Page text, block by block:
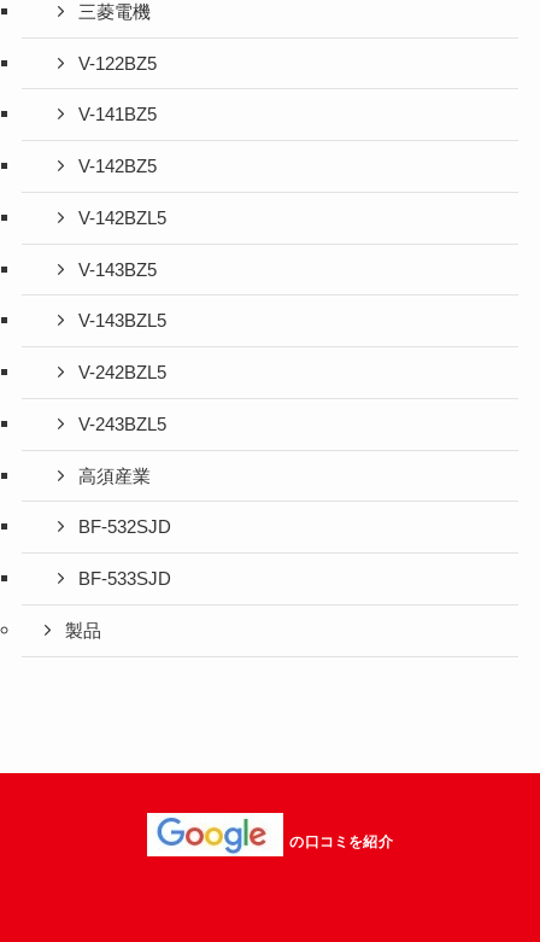
三菱電機
V-122BZ5
V-141BZ5
V-142BZ5
V-142BZL5
V-143BZ5
V-143BZL5
V-242BZL5
V-243BZL5
高須産業
BF-532SJD
BF-533SJD
製品
の口コミを紹介